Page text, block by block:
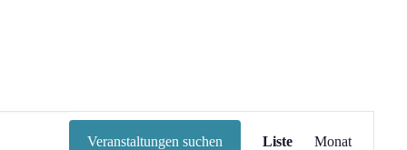
Veranstaltungen suchen
Ansichten-
Liste Monat